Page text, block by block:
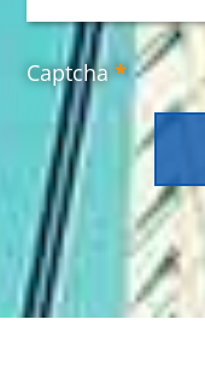
Captcha *